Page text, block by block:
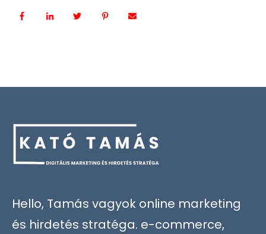
Hello, Tamás vagyok online marketing
és hirdetés stratéga. e-commerce,